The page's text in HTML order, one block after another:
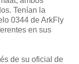
Tenían la
0344 de ArkFly
en sus
de su oficial de